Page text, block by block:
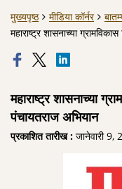
मुख्यपृष्ठ मीडिया कॉर्नर
महाराष्ट्र शासनाच्या
महाराष्ट्र शासनाच्या
पंचायतराज अभियान
प्रकाशित तारीख : जानेवारी 9,